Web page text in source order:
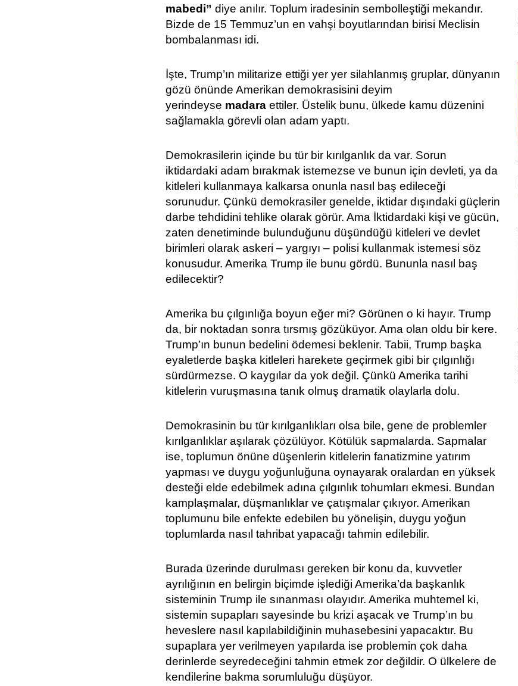
mabedi” diye anılır. Toplum iradesinin sembolleştiği mekandır.
Bizde de 15 Temmuz’un en vahşi boyutlarından birisi Meclisin
bombalanması idi.
İşte, Trump’ın militarize ettiği yer yer silahlanmış gruplar, dünyanın
gözü önünde Amerikan demokrasisini deyim
yerindeyse madara ettiler. Üstelik bunu, ülkede kamu düzenini
sağlamakla görevli olan adam yaptı.
Demokrasilerin içinde bu tür bir kırılganlık da var. Sorun
iktidardaki adam bırakmak istemezse ve bunun için devleti, ya da
kitleleri kullanmaya kalkarsa onunla nasıl baş edileceği
sorunudur. Çünkü demokrasiler genelde, iktidar dışındaki güçlerin
darbe tehdidini tehlike olarak görür. Ama İktidardaki kişi ve gücün,
zaten denetiminde bulunduğunu düşündüğü kitleleri ve devlet
birimleri olarak askeri – yargıyı – polisi kullanmak istemesi söz
konusudur. Amerika Trump ile bunu gördü. Bununla nasıl baş
edilecektir?
Amerika bu çılgınlığa boyun eğer mi? Görünen o ki hayır. Trump
da, bir noktadan sonra tırsmış gözüküyor. Ama olan oldu bir kere.
Trump’ın bunun bedelini ödemesi beklenir. Tabii, Trump başka
eyaletlerde başka kitleleri harekete geçirmek gibi bir çılgınlığı
sürdürmezse. O kaygılar da yok değil. Çünkü Amerika tarihi
kitlelerin vuruşmasına tanık olmuş dramatik olaylarla dolu.
Demokrasinin bu tür kırılganlıkları olsa bile, gene de problemler
kırılganlıklar aşılarak çözülüyor. Kötülük sapmalarda. Sapmalar
ise, toplumun önüne düşenlerin kitlelerin fanatizmine yatırım
yapması ve duygu yoğunluğuna oynayarak oralardan en yüksek
desteği elde edebilmek adına çılgınlık tohumları ekmesi. Bundan
kamplaşmalar, düşmanlıklar ve çatışmalar çıkıyor. Amerikan
toplumunu bile enfekte edebilen bu yönelişin, duygu yoğun
toplumlarda nasıl tahribat yapacağı tahmin edilebilir.
Burada üzerinde durulması gereken bir konu da, kuvvetler
ayrılığının en belirgin biçimde işlediği Amerika’da başkanlık
sisteminin Trump ile sınanması olayıdır. Amerika muhtemel ki,
sistemin supapları sayesinde bu krizi aşacak ve Trump’ın bu
heveslere nasıl kapılabildiğinin muhasebesini yapacaktır. Bu
supaplara yer verilmeyen yapılarda ise problemin çok daha
derinlerde seyredeceğini tahmin etmek zor değildir. O ülkelere de
kendilerine bakma sorumluluğu düşüyor.